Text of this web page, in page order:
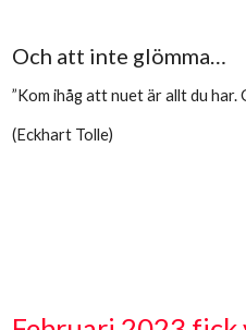
Och att inte glömma…
”Kom ihåg att nuet är allt du har.
(Eckhart Tolle)